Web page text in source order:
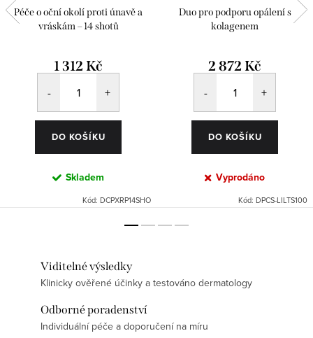
Péče o oční okolí proti únavě a
vráskám – 14 shotů
1 312 Kč
DO KOŠÍKU
Skladem
Kód: DCPXRP14SHO
Duo pro podporu opálení s
kolagenem
2 872 Kč
DO KOŠÍKU
Vyprodáno
Kód: DPCS-LILTS100
Viditelné výsledky
Klinicky ověřené účinky a testováno dermatology
Odborné poradenství
Individuální péče a doporučení na míru